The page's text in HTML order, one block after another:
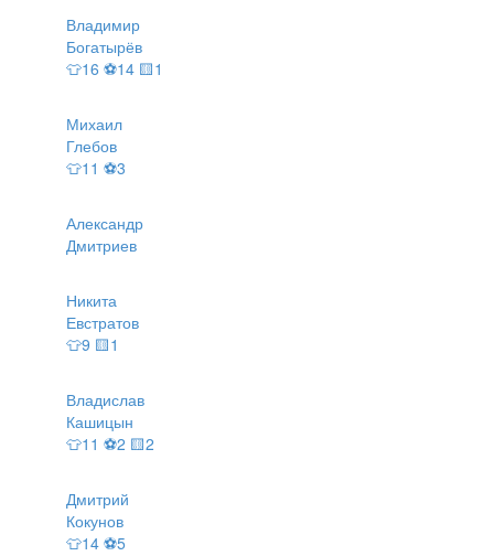
Владимир
Богатырёв
👕16 ⚽14 🟨1
Михаил
Глебов
👕11 ⚽3
Александр
Дмитриев
Никита
Евстратов
👕9 🟨1
Владислав
Кашицын
👕11 ⚽2 🟨2
Дмитрий
Кокунов
👕14 ⚽5